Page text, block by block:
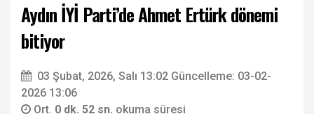
Aydın İYİ Parti’de Ahmet Ertürk dönemi
bitiyor
03 Şubat, 2026, Salı 13:02 Güncelleme: 03-02-
2026 13:06
Ort. 0 dk. 52 sn. okuma süresi